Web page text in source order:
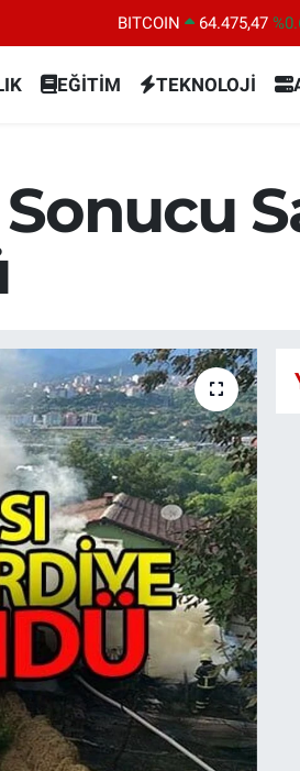
BITCOIN 64.475,47
BİST100
13.703
EĞİTİM TEKNOLOJİ